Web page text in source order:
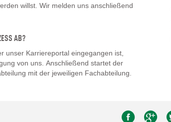
willst. Wir melden uns anschließend
AB?
unser Karriereportal eingegangen ist,
von uns. Anschließend startet der
mit der jeweiligen Fachabteilung.